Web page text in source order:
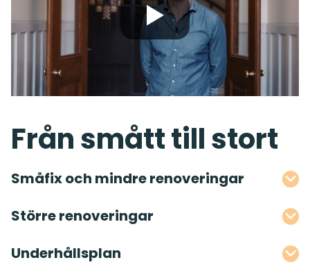
Från smått till stort
Småfix och mindre renoveringar
Större renoveringar
Underhållsplan